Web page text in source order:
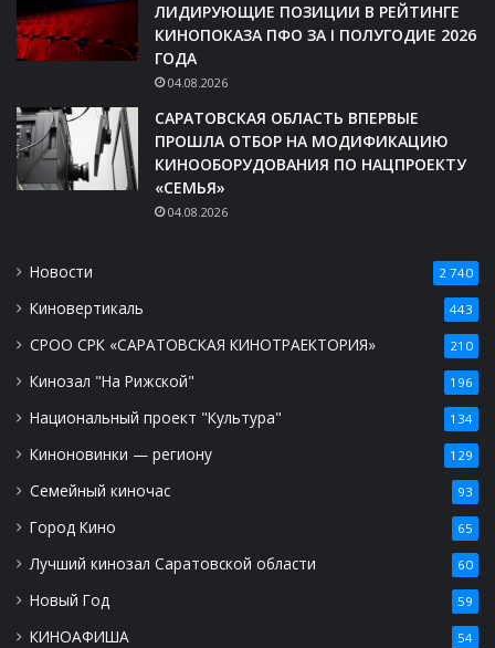
ЛИДИРУЮЩИЕ ПОЗИЦИИ В РЕЙТИНГЕ
КИНОПОКАЗА ПФО ЗА I ПОЛУГОДИЕ 2026
ГОДА
04.08.2026
САРАТОВСКАЯ ОБЛАСТЬ ВПЕРВЫЕ
ПРОШЛА ОТБОР НА МОДИФИКАЦИЮ
КИНООБОРУДОВАНИЯ ПО НАЦПРОЕКТУ
«СЕМЬЯ»
04.08.2026
Новости 2 740
Киновертикаль 443
СРОО СРК «САРАТОВСКАЯ КИНОТРАЕКТОРИЯ» 210
Кинозал "На Рижской" 196
Национальный проект "Культура" 134
Киноновинки — региону 129
Семейный киночас 93
Город Кино 65
Лучший кинозал Саратовской области 60
Новый Год 59
КИНОАФИША 54